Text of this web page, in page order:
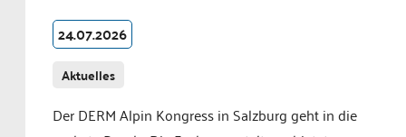
24.07.2026
Aktuelles
Der DERM Alpin Kongress in Salzburg geht in die